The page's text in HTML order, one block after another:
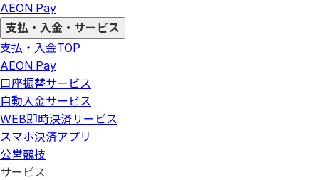
AEON Pay
支払・入金・サービス
支払・入金TOP
AEON Pay
口座振替サービス
自動入金サービス
WEB即時決済サービス
スマホ決済アプリ
公営競技
サービス